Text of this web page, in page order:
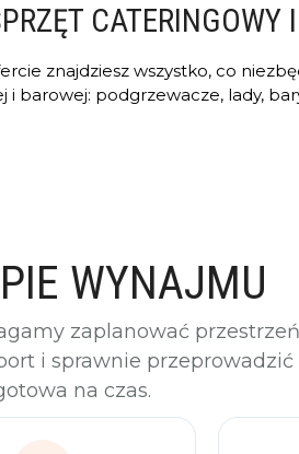
CATERINGOWY
znajdziesz wszystko, co
i barowej: podgrzewacze, lady,
WYNAJMU
zaplanować
i sprawnie przeprowadzić
na czas.